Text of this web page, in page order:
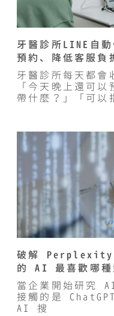
牙醫診所LINE自
預約、降低客服負
牙醫診所每天都會
「今天晚上還可
帶什麼？」「可以
破解 Perplexity
的 AI 最喜歡哪種
當企業開始研究
接觸的是
AI 搜